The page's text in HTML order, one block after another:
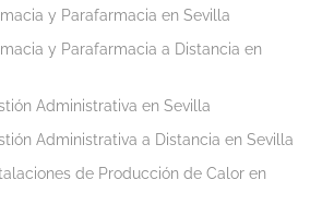
y Parafarmacia en Sevilla
y Parafarmacia a Distancia en
Administrativa en Sevilla
Administrativa a Distancia en Sevilla
de Producción de Calor en